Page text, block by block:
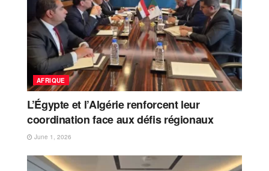
AFRIQUE
L’Égypte et l’Algérie renforcent leur
coordination face aux défis régionaux
June 1, 2026